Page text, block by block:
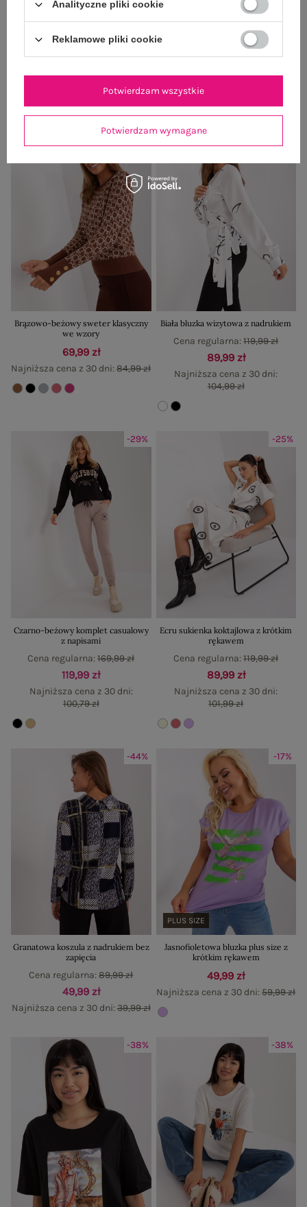
69,99 zł
bez zapięcia
79,99 zł
-18%
Brązowo-beżowy sweter klasyczny
we wzory
69,99 zł
Najniższa cena z 30 dni:84,99 zł
Biała bluzka wizytowa z nadrukiem
89,99 zł
Najniższa cena z 30 dni:
104,99 zł
Cena regularna:119,99 zł
-29%
Czarno-beżowy komplet casualowy
z napisami
119,99 zł
Najniższa cena z 30 dni:
100,79 zł
Cena regularna:169,99 zł
-25%
Ecru sukienka koktajlowa z krótkim
rękawem
89,99 zł
Najniższa cena z 30 dni:
101,99 zł
Cena regularna:119,99 zł
-44%
Granatowa koszula z nadrukiem bez
zapięcia
49,99 zł
Najniższa cena z 30 dni:39,99 zł
Cena regularna:89,99 zł
PLUS SIZE
-17%
Jasnofioletowa bluzka plus size z
krótkim rękawem
49,99 zł
Najniższa cena z 30 dni:59,99 zł
-38% -38%
Analityczne pliki cookie
Reklamowe pliki cookie
Potwierdzam wymagane
Potwierdzam wszystkie